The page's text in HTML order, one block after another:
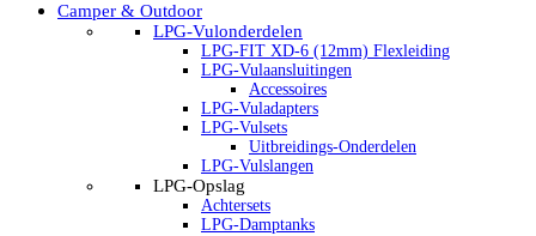
Camper & Outdoor
LPG-Vulonderdelen
LPG-FIT XD-6 (12mm) Flexleiding
LPG-Vulaansluitingen
Accessoires
LPG-Vuladapters
LPG-Vulsets
Uitbreidings-Onderdelen
LPG-Vulslangen
LPG-Opslag
Achtersets
LPG-Damptanks